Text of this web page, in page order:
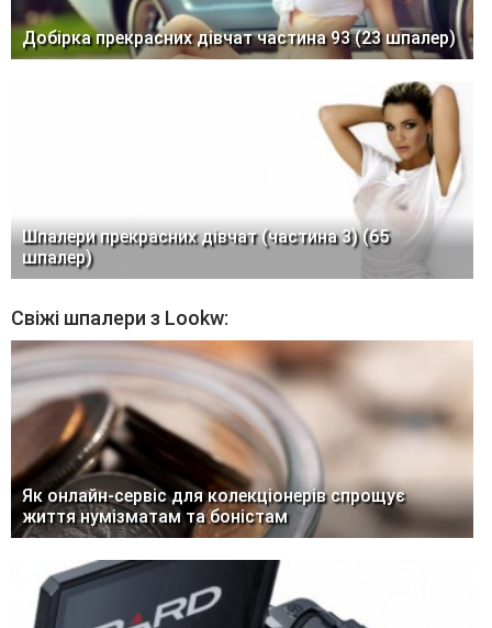
Добірка прекрасних дівчат частина 93 (23 шпалер)
Шпалери прекрасних дівчат (частина 3) (65
шпалер)
Свіжі шпалери з Lookw:
Як онлайн-сервіс для колекціонерів спрощує
життя нумізматам та боністам